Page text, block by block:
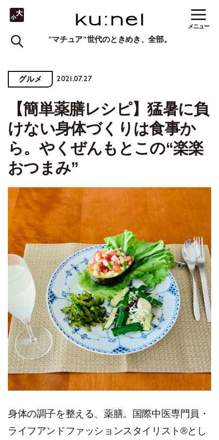
"マチュア"世代のときめき、全部。
メニュー
グルメ 2021.07.27
【簡単薬膳レシピ】猛暑に負
けない身体づくりは食事か
ら。やくぜんもとこの“楽楽
おつまみ”
身体の調子を整える、薬膳。国際中医専門員・
ライフアンドファッションスタイリスト®とし